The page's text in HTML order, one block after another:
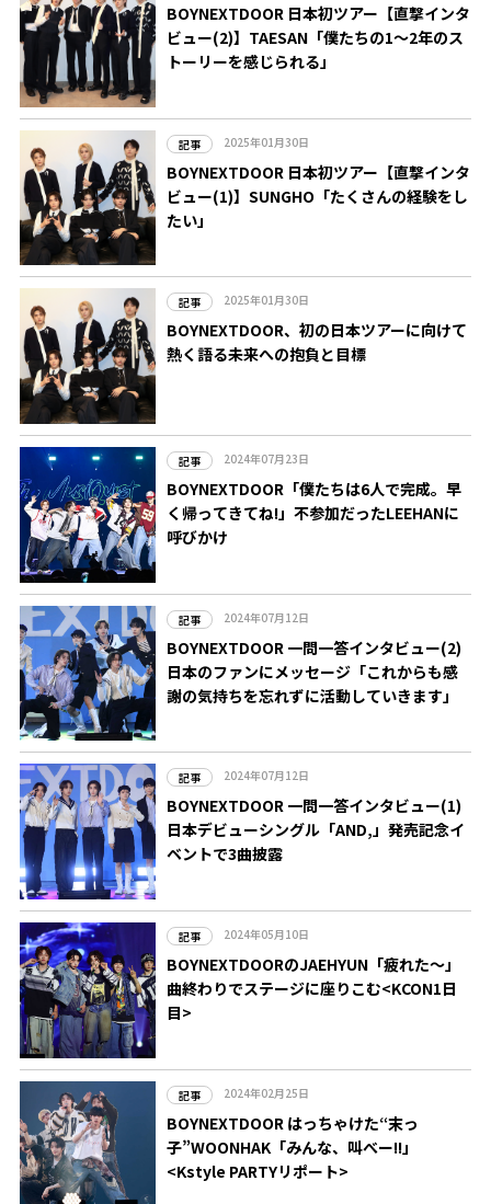
BOYNEXTDOOR 日本初ツアー【直撃インタ
ビュー(2)】TAESAN「僕たちの1～2年のス
トーリーを感じられる」
記事 2025年01月30日
BOYNEXTDOOR 日本初ツアー【直撃インタ
ビュー(1)】SUNGHO「たくさんの経験をし
たい」
記事 2025年01月30日
BOYNEXTDOOR、初の日本ツアーに向けて
熱く語る未来への抱負と目標
記事 2024年07月23日
BOYNEXTDOOR「僕たちは6人で完成。早
く帰ってきてね!」不参加だったLEEHANに
呼びかけ
記事 2024年07月12日
BOYNEXTDOOR 一問一答インタビュー(2)
日本のファンにメッセージ「これからも感
謝の気持ちを忘れずに活動していきます」
記事 2024年07月12日
BOYNEXTDOOR 一問一答インタビュー(1)
日本デビューシングル「AND,」発売記念イ
ベントで3曲披露
記事 2024年05月10日
BOYNEXTDOORのJAEHYUN「疲れた～」
曲終わりでステージに座りこむ<KCON1日
目>
記事 2024年02月25日
BOYNEXTDOOR はっちゃけた“末っ
子”WOONHAK「みんな、叫べー!!」
<Kstyle PARTYリポート>